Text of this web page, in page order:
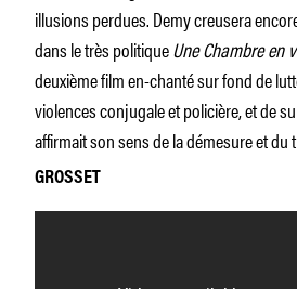
illusions perdues. Demy creusera
dans le très politiqueUne Chambre en
deuxième film en-chanté sur fond de
violences conjugale et policière, et de
affirmait son sens de la démesure et du
GROSSET